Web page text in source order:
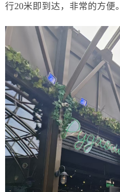
行20米即到达，非常的方便。